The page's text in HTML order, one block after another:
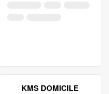
KMS DOMICILE